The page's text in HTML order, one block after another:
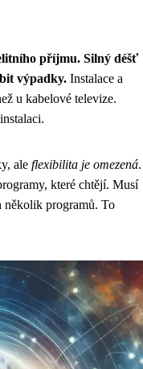
příjmu. Silný déšť
výpadky. Instalace a
u kabelové televize.
ale flexibilita je omezená.
které chtějí. Musí
několik programů. To